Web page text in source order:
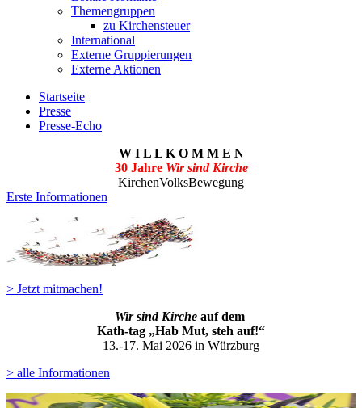
Themengruppen
zu Kirchensteuer
International
Externe Gruppierungen
Externe Aktionen
Startseite
Presse
Presse-Echo
W I L L K O M M E N
30 Jahre Wir sind Kirche
KirchenVolksBewegung
Erste Informationen
> Jetzt mitmachen!
Wir sind Kirche auf dem
Kath-tag „Hab Mut, steh auf!“
13.-17. Mai 2026 in Würzburg
> alle Informationen